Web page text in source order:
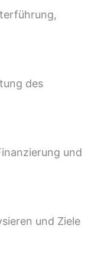
des
und
und Ziele